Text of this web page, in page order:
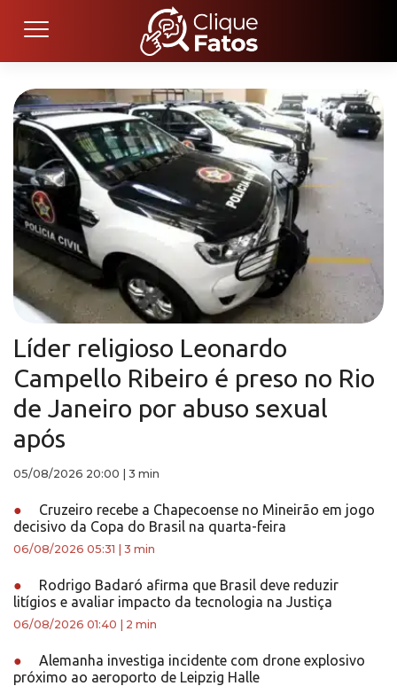
Líder religioso Leonardo
Campello Ribeiro é preso no Rio
de Janeiro por abuso sexual
após
05/08/2026 20:00 3 min
●
Cruzeiro recebe a Chapecoense no Mineirão em jogo
decisivo da Copa do Brasil na quarta-feira
06/08/2026 05:31 3 min
●
Rodrigo Badaró afirma que Brasil deve reduzir
litígios e avaliar impacto da tecnologia na Justiça
06/08/2026 01:40 2 min
●
Alemanha investiga incidente com drone explosivo
próximo ao aeroporto de Leipzig Halle